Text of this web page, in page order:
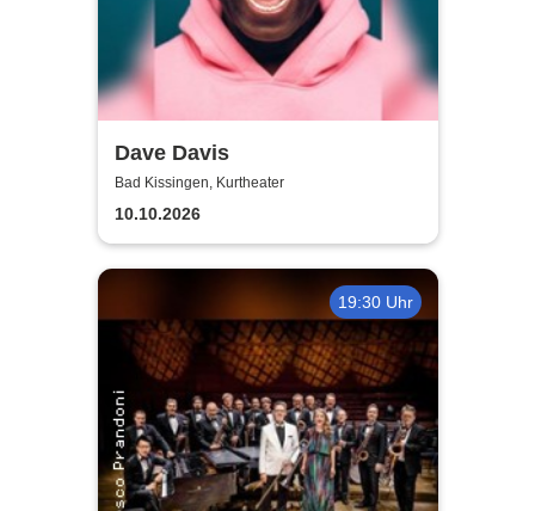
Dave Davis
Bad Kissingen, Kurtheater
10.10.2026
19:30 Uhr